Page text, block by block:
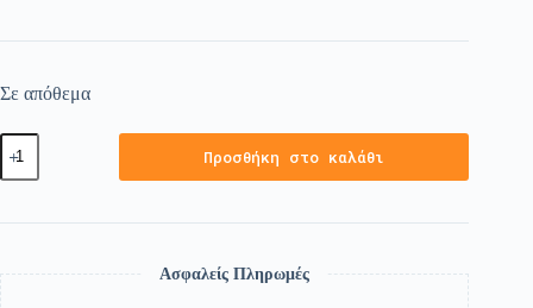
Σε απόθεμα
Προσθήκη στο καλάθι
Ασφαλείς Πληρωμές